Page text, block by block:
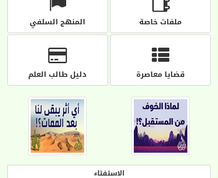
ملفات خاصة المنهج السلفي
قضايا معاصرة دليل طالب العلم
الاستفتاء